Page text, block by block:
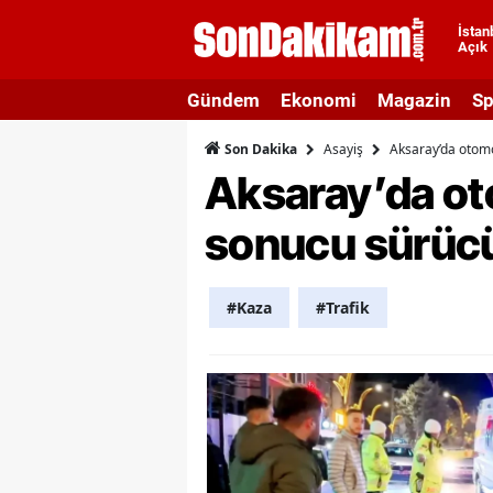
Açık
Gündem Ekonomi Magazin
Son Dakika Asayiş Aksaray’da
Aksaray’da
sonucu
#Kaza #Trafik